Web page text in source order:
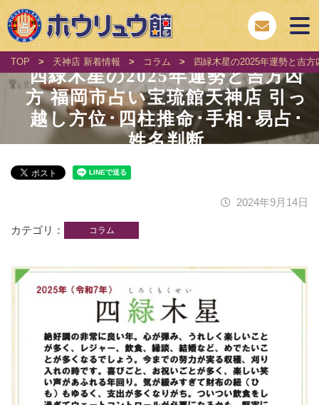
TOP > 天神店 新着情報 > コラム > 四緑木星の2025年運勢と吉
四緑木星の2025年運勢と吉方凶
方 福岡市占い宝琉館天神店 引っ
越し方位･四柱推命･手相･易占･
姓名判断
2024年9月14日
カテゴリ コラム